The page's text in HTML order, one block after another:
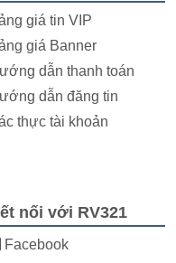
giá tin VIP
giá Banner
dẫn thanh toán
dẫn đăng tin
thực tài khoản
nối với RV321
Facebook